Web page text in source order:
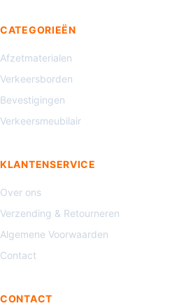
CATEGORIEËN
Afzetmaterialen
Verkeersborden
Bevestigingen
Verkeersmeubilair
KLANTENSERVICE
Over ons
Verzending & Retourneren
Algemene Voorwaarden
Contact
CONTACT